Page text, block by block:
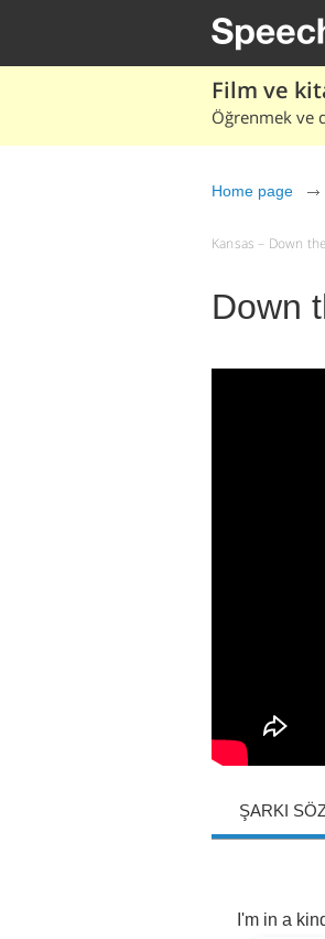
Film ve
Öğrenmek ve
Home page
Kansas – Down
Down
ŞARKI
I'm in a